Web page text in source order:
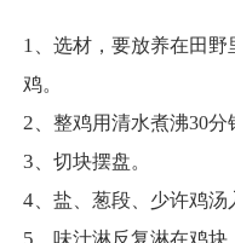
1
、选材，要放养在田
鸡。
2 、整鸡用清水煮沸30分
3 、切块摆盘。
4 、盐、葱段、少许鸡汤
、味汁淋反复淋在鸡块